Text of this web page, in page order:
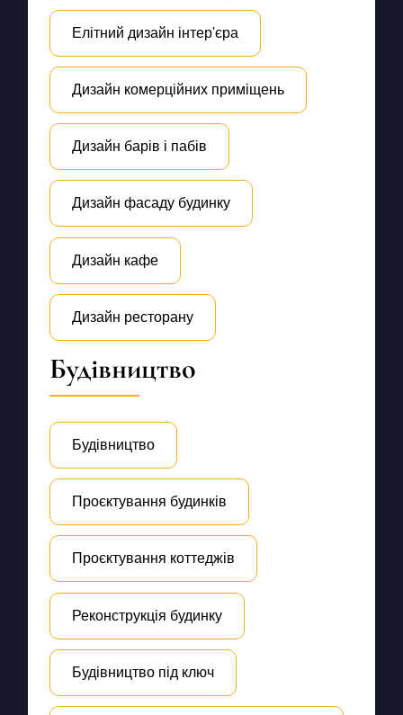
Елітний дизайн інтер'єра
Дизайн комерційних приміщень
Дизайн барів і пабів
Дизайн фасаду будинку
Дизайн кафе
Дизайн ресторану
Будівництво
Будівництво
Проєктування будинків
Проєктування коттеджів
Реконструкція будинку
Будівництво під ключ